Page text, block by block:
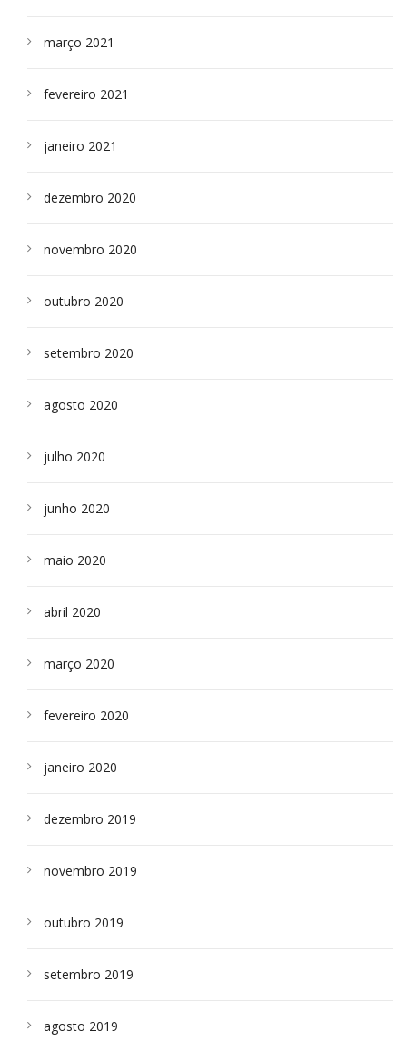
março 2021
fevereiro 2021
janeiro 2021
dezembro 2020
novembro 2020
outubro 2020
setembro 2020
agosto 2020
julho 2020
junho 2020
maio 2020
abril 2020
março 2020
fevereiro 2020
janeiro 2020
dezembro 2019
novembro 2019
outubro 2019
setembro 2019
agosto 2019